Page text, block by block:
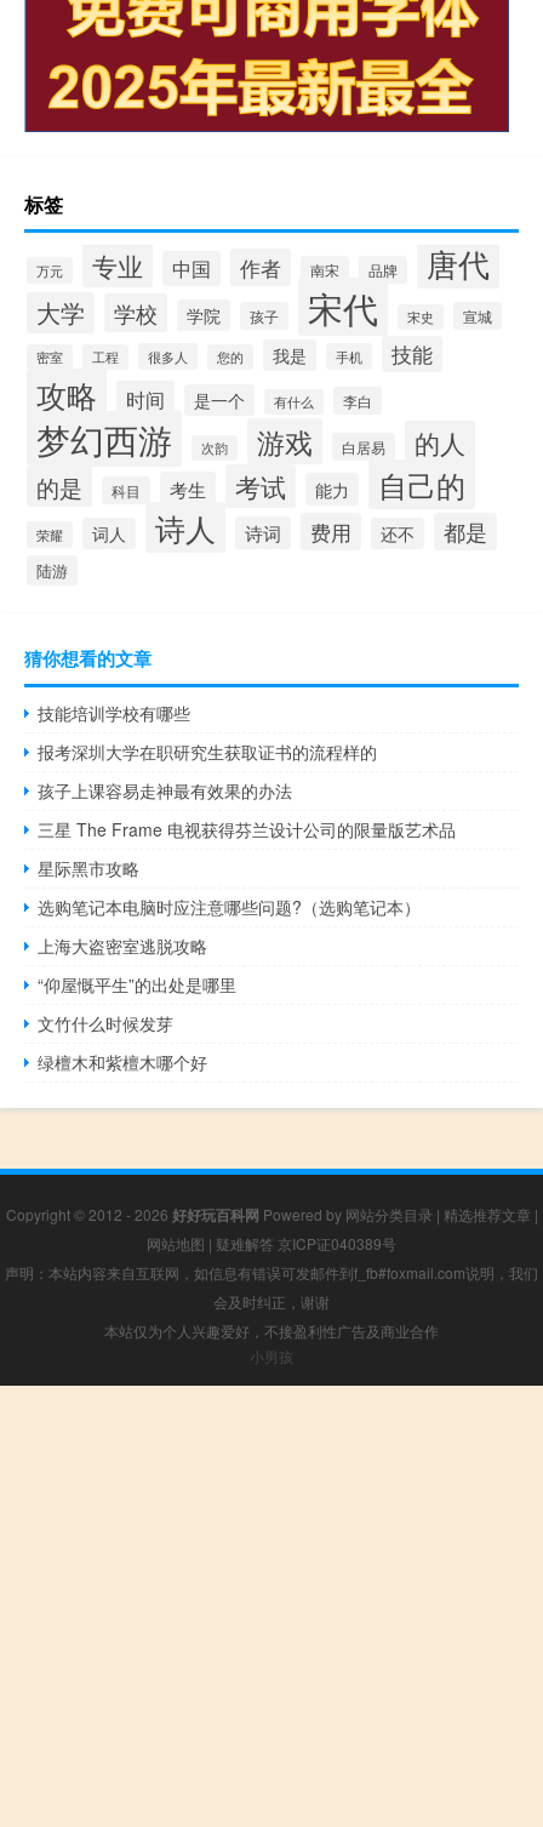
标签
万元 专业 中国 作者 南宋 品牌 唐代
大学 学校 学院 孩子 宋代 宋史 宣城
密室 工程 很多人 您的 我是 手机 技能
攻略 时间 是一个 有什么 李白
梦幻西游 次韵 游戏 白居易 的人
的是 科目 考生 考试 能力 自己的
荣耀 词人 诗人 诗词 费用 还不 都是
陆游
猜你想看的文章
技能培训学校有哪些
报考深圳大学在职研究生获取证书的流程样的
孩子上课容易走神最有效果的办法
三星 The Frame 电视获得芬兰设计公司的限量版艺术品
星际黑市攻略
选购笔记本电脑时应注意哪些问题?（选购笔记本）
上海大盗密室逃脱攻略
“仰屋慨平生”的出处是哪里
文竹什么时候发芽
绿檀木和紫檀木哪个好
Copyright © 2012 - 2026 好好玩百科网 Powered by 网站分类目录 | 精选推荐文章 |
网站地图 | 疑难解答 京ICP证040389号
声明：本站内容来自互联网，如信息有错误可发邮件到f_fb#foxmail.com说明，我们
会及时纠正，谢谢
本站仅为个人兴趣爱好，不接盈利性广告及商业合作
小男孩